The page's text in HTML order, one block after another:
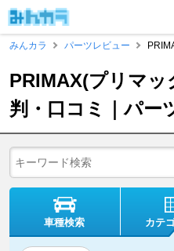
みんカラ
パーツレビュー
PRIMAX(プリマッ
判・口コミ｜パー
車種検索 カテ